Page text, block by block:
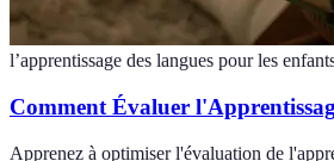
l’apprentissage des langues pour les
Comment Évaluer
Apprenez à optimiser l'évaluation de